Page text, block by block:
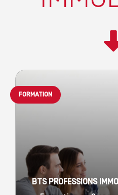
BTS PROFESSIONS
FORMATION